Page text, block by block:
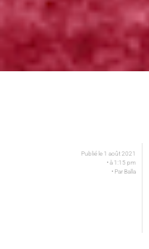
Publié le 1 août 2021
• à 1:15 pm
• ParBalla